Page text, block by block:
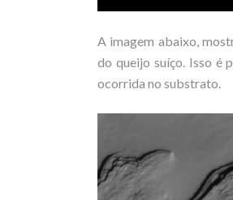
A imagem abaixo,
do queijo suíço. Isso é
ocorrida no substrato.